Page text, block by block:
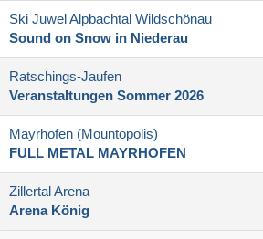
Ski Juwel Alpbachtal Wildschönau
Sound on Snow in Niederau
Ratschings-Jaufen
Veranstaltungen Sommer 2026
Mayrhofen (Mountopolis)
FULL METAL MAYRHOFEN
Zillertal Arena
Arena König